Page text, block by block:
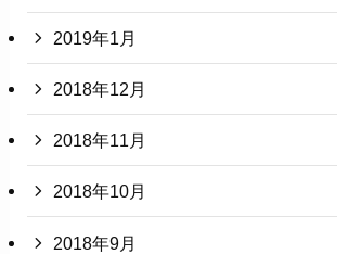
2019年1月
2018年12月
2018年11月
2018年10月
2018年9月